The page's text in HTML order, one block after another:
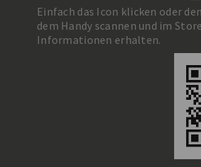
Einfach das Icon klicken oder
dem Handy scannen und im
Informationen erhalten.